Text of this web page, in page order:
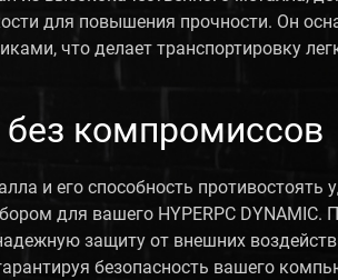
для повышения прочности. Он
что делает транспортировку
компромиссов
и его способность противостоять
для вашего HYPERPC DYNAMIC.
защиту от внешних
безопасность вашего